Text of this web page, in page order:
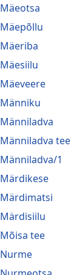
Mäeotsa
Mäepõllu
Mäeriba
Mäesiilu
Mäeveere
Männiku
Männiladva
Männiladva tee
Männiladva/1
Märdikese
Märdimatsi
Märdisiilu
Mõisa tee
Nurme